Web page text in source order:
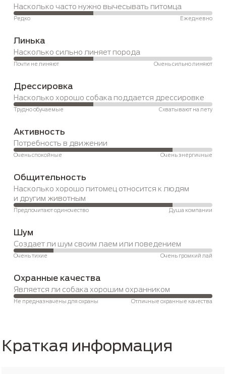
Насколько часто нужно вычесывать питомца
Редко Ежедневно
Линька
Насколько сильно линяет порода
Почти не линяют Очень сильно линяют
Дрессировка
Насколько хорошо собака поддается дрессировке
Трудно обучаемые Схватывают на лету
Активность
Потребность в движении
Очень спокойные Очень энергичные
Общительность
Насколько хорошо питомец относится к людям
и другим животным
Предпочитают одиночество Душа компании
Шум
Создает ли шум своим лаем или поведением
Очень тихие Очень громкий лай
Охранные качества
Является ли собака хорошим охранником
Не предназначены для охраны Отличные охранные качества
Краткая информация